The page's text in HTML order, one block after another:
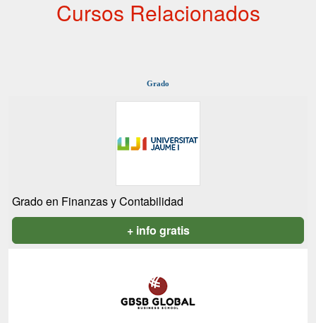
Cursos Relacionados
Grado
Grado en Finanzas y Contabilidad
+ info gratis